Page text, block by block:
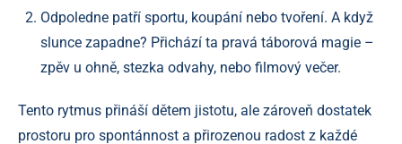
Odpoledne patří sportu, koupání nebo tvoření. A když
slunce zapadne? Přichází ta pravá táborová magie –
zpěv u ohně, stezka odvahy, nebo filmový večer.
Tento rytmus přináší dětem jistotu, ale zároveň dostatek
prostoru pro spontánnost a přirozenou radost z každé